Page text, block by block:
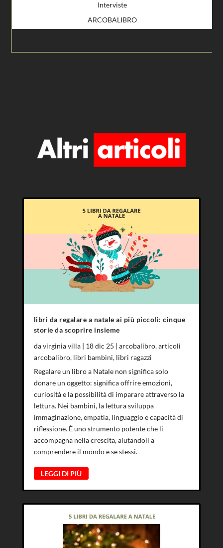
Interviste
ARCOBALIBRO
libri da regalare a natale ai più piccoli: cinque
storie da scoprire insieme
davirginia villa| 18 dic 25 | arcobalibro,articoli
arcobalibro, libri bambini, libri ragazzi
Regalare un libro a Natale non significa solo
donare un oggetto: significa offrire emozioni,
curiosità e la possibilità di imparare attraverso la
lettura. Nei bambini, la lettura sviluppa
immaginazione, empatia, linguaggio e capacità di
riflessione. È uno strumento potente che li
accompagna nella crescita, aiutandoli a
comprendere il mondo e se stessi.
LEGGI DI PIÙ